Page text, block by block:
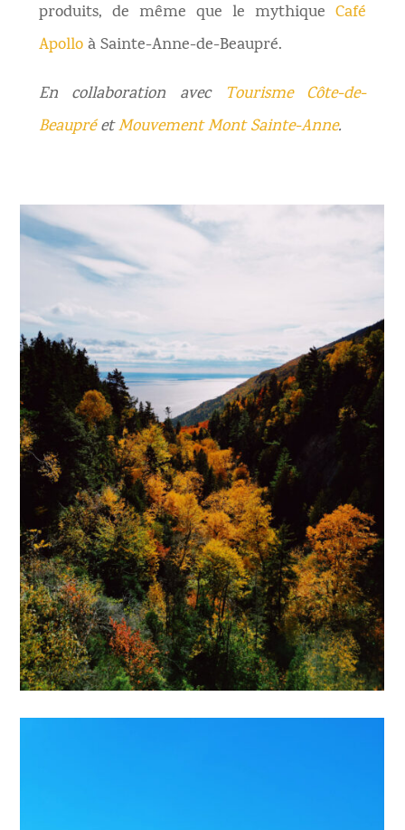
produits, de même que le mythiqueCafé
Apolloà Sainte-Anne-de-Beaupré.
En collaboration avec
Tourisme Côte-de-
BeaupréetMouvement Mont Sainte-Anne.